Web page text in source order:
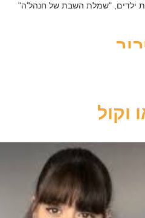
ילדים, "שמלת השבת של חנהל'ה"
מיוחדים:
וקול